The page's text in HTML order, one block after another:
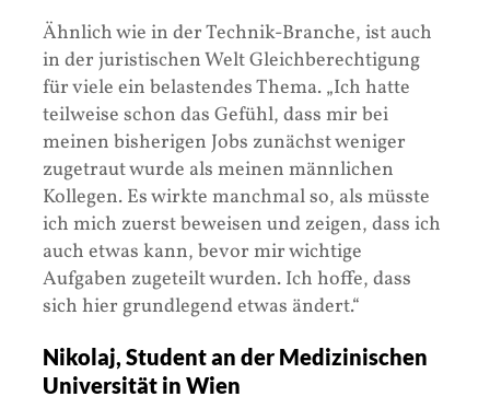
Ähnlich wie in der Technik-Branche, ist auch
in der juristischen Welt Gleichberechtigung
für viele ein belastendes Thema. „Ich hatte
teilweise schon das Gefühl, dass mir bei
meinen bisherigen Jobs zunächst weniger
zugetraut wurde als meinen männlichen
Kollegen. Es wirkte manchmal so, als müsste
ich mich zuerst beweisen und zeigen, dass ich
auch etwas kann, bevor mir wichtige
Aufgaben zugeteilt wurden. Ich hoffe, dass
sich hier grundlegend etwas ändert.“
Nikolaj, Student an der Medizinischen
Universität in Wien